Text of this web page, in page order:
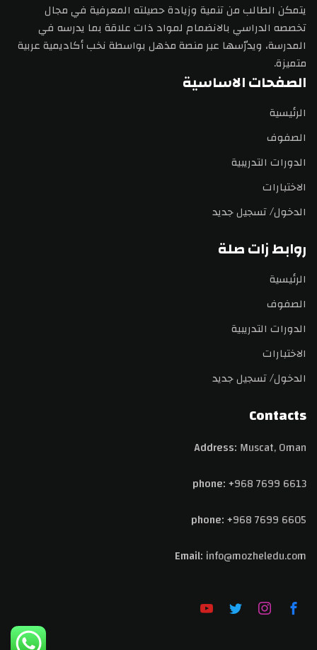
يتمكن الطالب من تنمية وزيادة حصيلته المعرفية في مجال
تخصصه الدراسي بالانضمام لمواد ذات علاقة بما يدرسه في
المدرسة، ويدرّسها عبر منصة مذهل بواسطة نخب أكاديمية عربية
متميزة.
الصفحات الاساسية
الرئيسية
الصفوف
الدورات التدريبية
الاختبارات
الدخول/ تسجيل جديد
روابط زات صلة
الرئيسية
الصفوف
الدورات التدريبية
الاختبارات
الدخول/ تسجيل جديد
Contacts
Address: Muscat, Oman
phone:+968 7699 6613
phone:+968 7699 6605
Email: info@mozheledu.com